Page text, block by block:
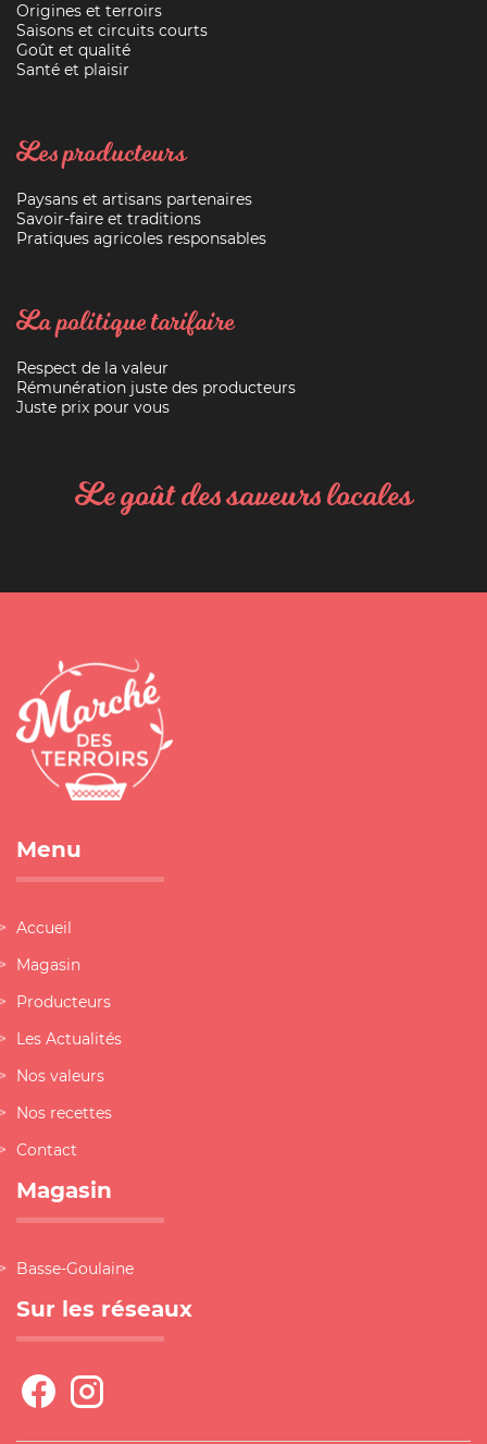
Origines et terroirs
Saisons et circuits courts
Goût et qualité
Santé et plaisir
Les producteurs
Paysans et artisans partenaires
Savoir-faire et traditions
Pratiques agricoles responsables
La politique tarifaire
Respect de la valeur
Rémunération juste des producteurs
Juste prix pour vous
Le goût des saveurs locales
Menu
Accueil
Magasin
Producteurs
Les Actualités
Nos valeurs
Nos recettes
Contact
Magasin
Basse-Goulaine
Sur les réseaux